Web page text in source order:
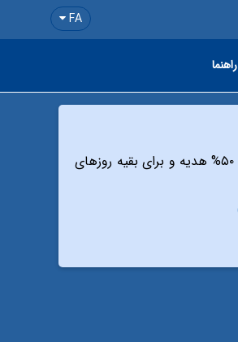
FA
راهنما
۵۰% هدیه و برای بقیه روزهای